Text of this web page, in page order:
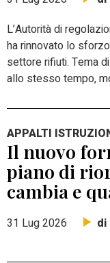
L’Autorità di
ha rinnovato lo
settore rifiuti. Tema
allo stesso tempo,
APPALTI
Il nuovo
piano di
cambia e
31 Lug 2026 di